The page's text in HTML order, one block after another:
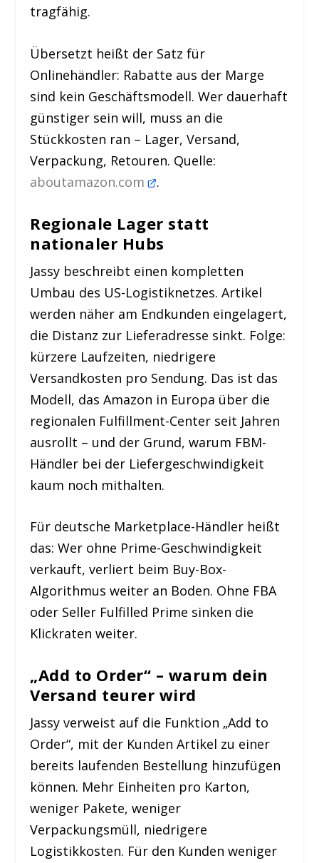
tragfähig.
Übersetzt heißt der Satz für
Onlinehändler: Rabatte aus der Marge
sind kein Geschäftsmodell. Wer dauerhaft
günstiger sein will, muss an die
Stückkosten ran – Lager, Versand,
Verpackung, Retouren. Quelle:
aboutamazon.com .
Regionale Lager statt
nationaler Hubs
Jassy beschreibt einen kompletten
Umbau des US-Logistiknetzes. Artikel
werden näher am Endkunden eingelagert,
die Distanz zur Lieferadresse sinkt. Folge:
kürzere Laufzeiten, niedrigere
Versandkosten pro Sendung. Das ist das
Modell, das Amazon in Europa über die
regionalen Fulfillment-Center seit Jahren
ausrollt – und der Grund, warum FBM-
Händler bei der Liefergeschwindigkeit
kaum noch mithalten.
Für deutsche Marketplace-Händler heißt
das: Wer ohne Prime-Geschwindigkeit
verkauft, verliert beim Buy-Box-
Algorithmus weiter an Boden. Ohne FBA
oder Seller Fulfilled Prime sinken die
Klickraten weiter.
„Add to Order“ – warum dein
Versand teurer wird
Jassy verweist auf die Funktion „Add to
Order“, mit der Kunden Artikel zu einer
bereits laufenden Bestellung hinzufügen
können. Mehr Einheiten pro Karton,
weniger Pakete, weniger
Verpackungsmüll, niedrigere
Logistikkosten. Für den Kunden weniger